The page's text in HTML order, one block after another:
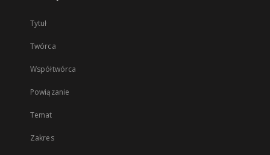
Tytuł
Twórca
Współtwórca
Powiązanie
Temat
Zakres